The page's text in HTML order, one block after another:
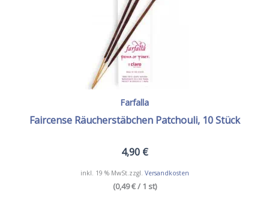
Farfalla
Faircense Räucherstäbchen Patchouli, 10 Stück
4,90 €
inkl. 19 % MwSt.zzgl. Versandkosten
(0,49 € / 1 st)